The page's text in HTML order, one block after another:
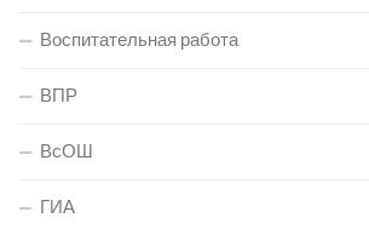
Воспитательная работа
ВПР
ВсОШ
ГИА